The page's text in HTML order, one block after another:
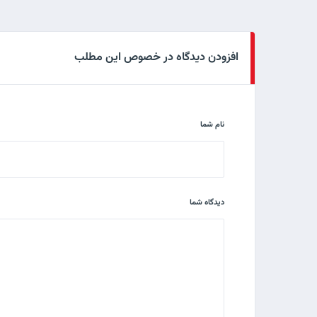
افزودن دیدگاه در خصوص این مطلب
نام شما
دیدگاه شما